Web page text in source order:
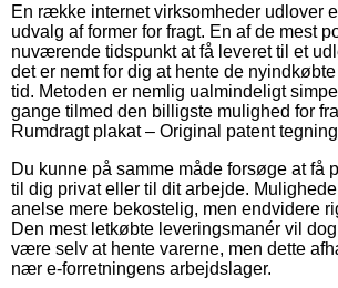
En række internet virksomheder udlover
udvalg af former for fragt. En af de mest
nuværende tidspunkt at få leveret til et
det er nemt for dig at hente de
tid. Metoden er nemlig ualmindeligt
gange tilmed den billigste mulighed for
Rumdragt plakat – Original patent
Du kunne på samme måde forsøge at få
til dig privat eller til dit arbejde.
anelse mere bekostelig, men endvidere
Den mest letkøbte leveringsmanér vil
være selv at hente varerne, men dette
nær e-forretningens arbejdslager.